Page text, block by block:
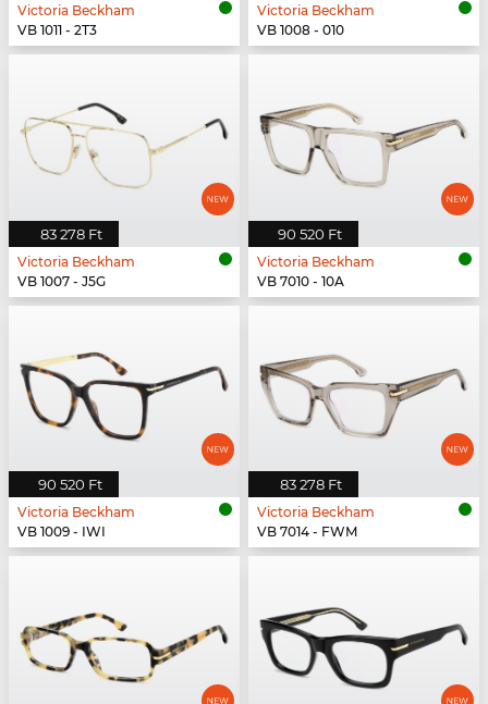
Victoria Beckham
VB 1011 - 2T3
Victoria Beckham
VB 1008 - 010
83 278 Ft
Victoria Beckham
VB 1007 - J5G
90 520 Ft
Victoria Beckham
VB 7010 - 10A
90 520 Ft
Victoria Beckham
VB 1009 - IWI
83 278 Ft
Victoria Beckham
VB 7014 - FWM